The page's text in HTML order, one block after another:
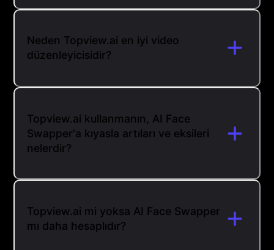
Neden Topview.ai en iyi video
düzenleyicisidir?
Topview.ai kullanmanın, AI Face
Swapper'a kıyasla artıları ve eksileri
nelerdir?
Topview.ai mi yoksa AI Face Swapper
mı daha hesaplıdır?